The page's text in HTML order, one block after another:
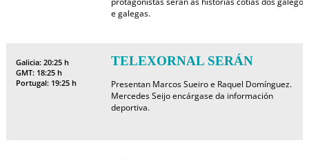
e galegas.
Galicia: 20:25 h
GMT: 18:25 h
Portugal: 19:25 h
TELEXORNAL SERÁN
Presentan Marcos Sueiro e Raquel Domínguez.
Mercedes Seijo encárgase da información
deportiva.